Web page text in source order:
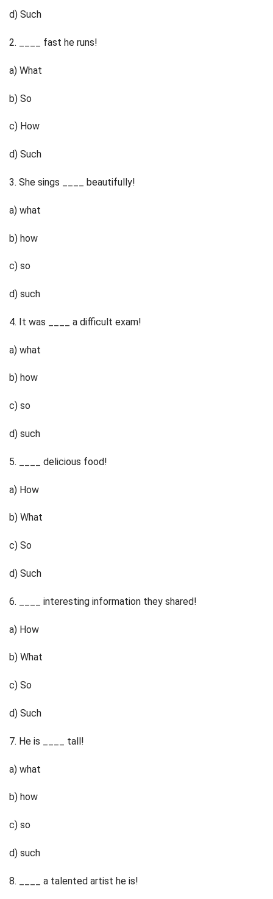
d) Such
2. ____ fast he runs!
a) What
b) So
c) How
d) Such
3. She sings ____ beautifully!
a) what
b) how
c) so
d) such
4. It was ____ a difficult exam!
a) what
b) how
c) so
d) such
5. ____ delicious food!
a) How
b) What
c) So
d) Such
6. ____ interesting information they shared!
a) How
b) What
c) So
d) Such
7. He is ____ tall!
a) what
b) how
c) so
d) such
8. ____ a talented artist he is!